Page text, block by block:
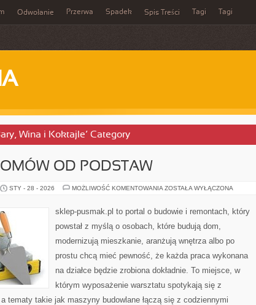
Odwołanie Przerwa Spadek Spis Treści Tagi Tagi
Wina i Koktajle’ Category
OD PODSTAW
STY - 28 - 2026 MOŻLIWOŚĆ KOMENTOWANIA BUDOWA
PODSTAW
ZOSTAŁA WYŁĄCZONA
sklep-pusmak.pl to portal o budowie i remontach, który
powstał z myślą o osobach, które budują dom,
modernizują mieszkanie, aranżują wnętrza albo po
prostu chcą mieć pewność, że każda praca wykonana
na działce będzie zrobiona dokładnie. To miejsce, w
którym wyposażenie warsztatu spotykają się z
tematy takie jak maszyny budowlane łączą się z codziennymi